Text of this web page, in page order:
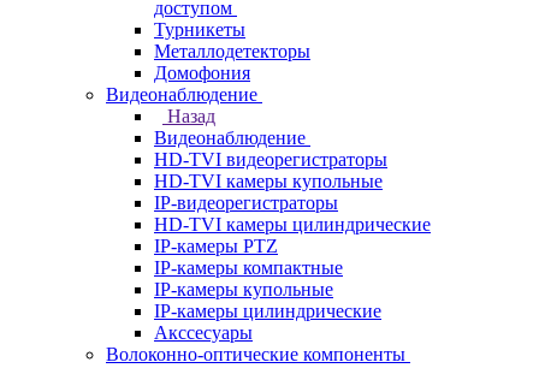
доступом
Турникеты
Металлодетекторы
Домофония
Видеонаблюдение
Назад
Видеонаблюдение
HD-TVI видеорегистраторы
HD-TVI камеры купольные
IP-видеорегистраторы
HD-TVI камеры цилиндрические
IP-камеры PTZ
IP-камеры компактные
IP-камеры купольные
IP-камеры цилиндрические
Акссесуары
Волоконно-оптические компоненты